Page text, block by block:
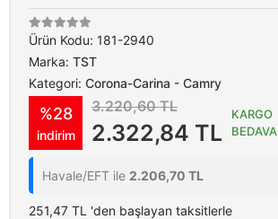
Ürün Kodu: 181-2940
Marka: TST
Kategori: Corona-Carina - Camry
%28
indirim
3.220,60 TL
2.322,84 TL
KARGO
BEDAVA
Havale/EFT ile 2.206,70 TL
251,47 TL 'den başlayan taksitlerle